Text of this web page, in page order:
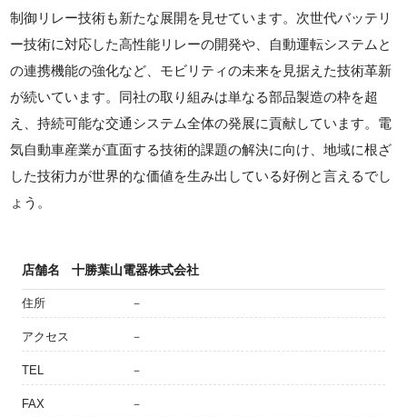
制御リレー技術も新たな展開を見せています。次世代バッテリ
ー技術に対応した高性能リレーの開発や、自動運転システムと
の連携機能の強化など、モビリティの未来を見据えた技術革新
が続いています。同社の取り組みは単なる部品製造の枠を超
え、持続可能な交通システム全体の発展に貢献しています。電
気自動車産業が直面する技術的課題の解決に向け、地域に根ざ
した技術力が世界的な価値を生み出している好例と言えるでし
ょう。
店舗名 十勝葉山電器株式会社
住所 －
アクセス －
TEL －
FAX －